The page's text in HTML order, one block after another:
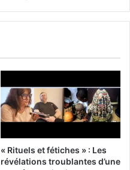
« Rituels et fétiches » : Les
révélations troublantes d’une